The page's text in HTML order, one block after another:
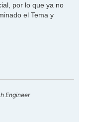
por lo que ya no
el Tema y
Engineer